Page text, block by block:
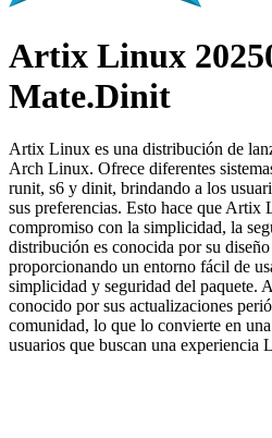
Artix Linux
Mate.Dinit
Artix Linux es una distribución de
Arch Linux. Ofrece diferentes
runit, s6 y dinit, brindando a los
sus preferencias. Esto hace que Artix
compromiso con la simplicidad, la
distribución es conocida por su
proporcionando un entorno fácil de
simplicidad y seguridad del paquete.
conocido por sus actualizaciones
comunidad, lo que lo convierte en
usuarios que buscan una experiencia